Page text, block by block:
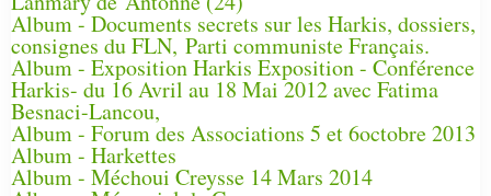
Album - Documents secrets sur les Harkis, dossiers,
consignes du FLN, Parti communiste Français.
Album - Exposition Harkis Exposition - Conférence
Harkis- du 16 Avril au 18 Mai 2012 avec Fatima
Besnaci-Lancou,
Album - Forum des Associations 5 et 6octobre 2013
Album - Harkettes
Album - Méchoui Creysse 14 Mars 2014